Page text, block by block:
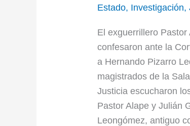
Estado, Investigación,
El exguerrillero
confesaron ante la
a Hernando Pizarro
magistrados de la
Justicia escucharon
Pastor Alape y Julián
Leongómez, antiguo
Hernando
Pizarro
Leongómez
y
piden
perdón
a
exagente